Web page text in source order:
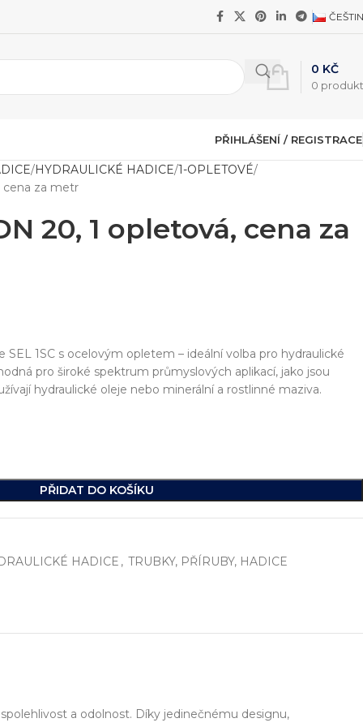
0
0 KČ
na světě.
PŘIHLÁŠENÍ / REGISTRACE
HYDRAULICKÉ HADICE 1-OPLETOVÉ
cena za metr
20, 1 opletová, cena za
SEL 1SC s ocelovým opletem – ideální volba pro hydraulické
pro široké spektrum průmyslových aplikací, jako jsou
hydraulické oleje nebo minerální a rostlinné maziva.
PŘIDAT DO KOŠÍKU
HADICE , TRUBKY, PŘÍRUBY, HADICE
a odolnost. Díky jedinečnému designu,